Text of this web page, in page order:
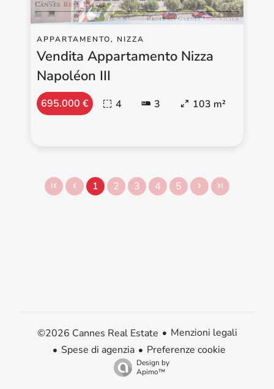
APPARTAMENTO, NIZZA
Vendita Appartamento Nizza
Napoléon III
695.000 € 4 3 103 m²
1 2 3 4 5
©2026 Cannes Real Estate
Menzioni legali
Spese di agenzia
Preferenze cookie
Design by
Apimo™